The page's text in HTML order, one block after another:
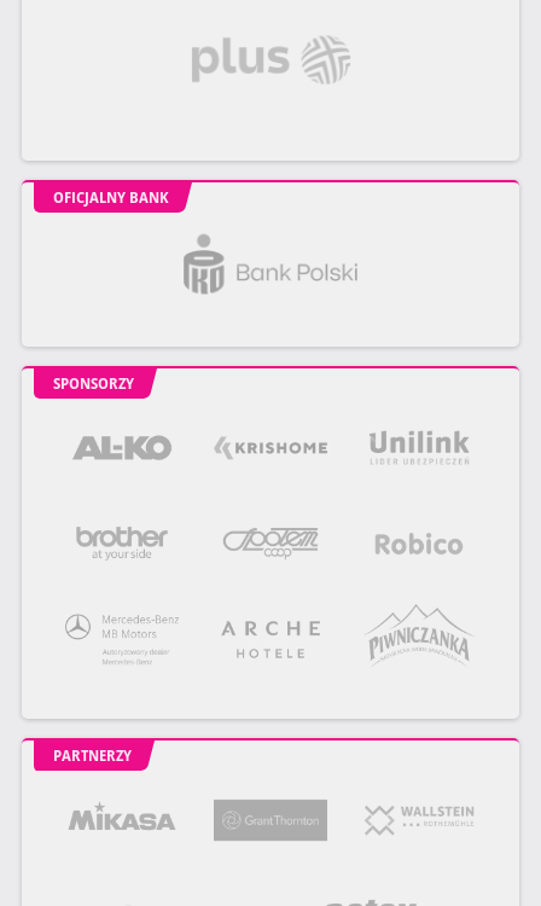
OFICJALNY BANK
SPONSORZY
PARTNERZY